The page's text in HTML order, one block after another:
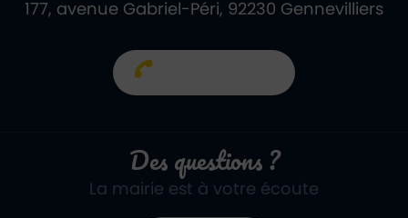
177, avenue Gabriel-Péri, 92230 Gennevilliers
Des questions ?
La mairie est à votre écoute